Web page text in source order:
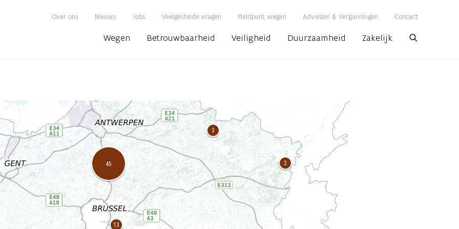
Over ons Nieuws Jobs Veelgestelde vragen Meldpunt wegen Adviezen & Vergunningen Contact
Wegen Betrouwbaarheid Veiligheid Duurzaamheid Zakelijk